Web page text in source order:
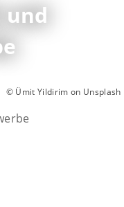
© Ümit Yildirim on Unsplash